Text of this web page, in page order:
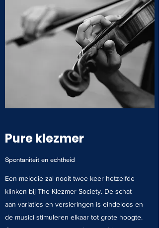
Pure klezmer
Spontaniteit en echtheid
Een melodie zal nooit twee keer hetzelfde
klinken bij The Klezmer Society. De schat
aan variaties en versieringen is eindeloos en
de musici stimuleren elkaar tot grote hoogte.